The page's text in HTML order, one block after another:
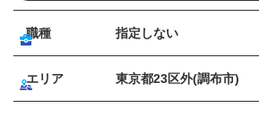
職種 指定しない
エリア 東京都23区外(調布市)